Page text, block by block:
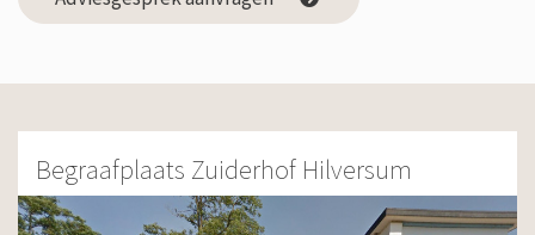
Begraafplaats Zuiderhof Hilversum